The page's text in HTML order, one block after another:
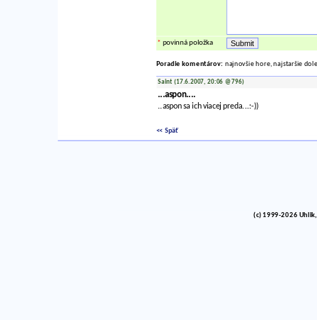
* povinná položka
Poradie komentárov: najnovšie hore, najstaršie dole
Saint (17.6.2007, 20:06 @796)
...aspon....
..aspon sa ich viacej preda...:-))
<< Späť
(c) 1999-2026 Uhlik,